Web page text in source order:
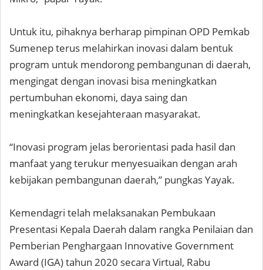
Untuk itu, pihaknya berharap pimpinan OPD Pemkab
Sumenep terus melahirkan inovasi dalam bentuk
program untuk mendorong pembangunan di daerah,
mengingat dengan inovasi bisa meningkatkan
pertumbuhan ekonomi, daya saing dan
meningkatkan kesejahteraan masyarakat.
“Inovasi program jelas berorientasi pada hasil dan
manfaat yang terukur menyesuaikan dengan arah
kebijakan pembangunan daerah,” pungkas Yayak.
Kemendagri telah melaksanakan Pembukaan
Presentasi Kepala Daerah dalam rangka Penilaian dan
Pemberian Penghargaan Innovative Government
Award (IGA) tahun 2020 secara Virtual, Rabu